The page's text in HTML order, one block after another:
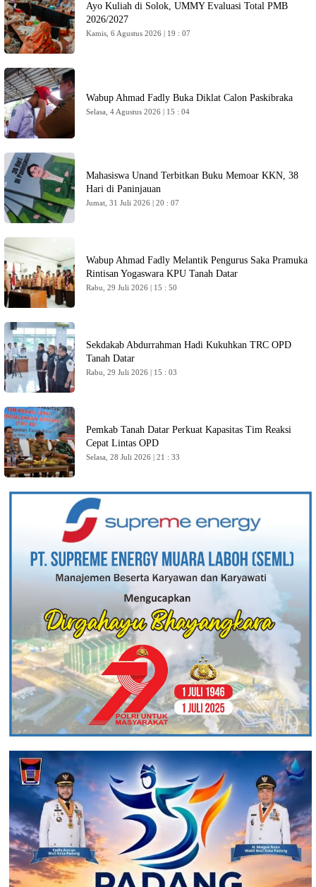
Ayo Kuliah di Solok, UMMY Evaluasi Total PMB
2026/2027
Kamis, 6 Agustus 2026 | 19 : 07
Wabup Ahmad Fadly Buka Diklat Calon Paskibraka
Selasa, 4 Agustus 2026 | 15 : 04
Mahasiswa Unand Terbitkan Buku Memoar KKN, 38
Hari di Paninjauan
Jumat, 31 Juli 2026 | 20 : 07
Wabup Ahmad Fadly Melantik Pengurus Saka Pramuka
Rintisan Yogaswara KPU Tanah Datar
Rabu, 29 Juli 2026 | 15 : 50
Sekdakab Abdurrahman Hadi Kukuhkan TRC OPD
Tanah Datar
Rabu, 29 Juli 2026 | 15 : 03
Pemkab Tanah Datar Perkuat Kapasitas Tim Reaksi
Cepat Lintas OPD
Selasa, 28 Juli 2026 | 21 : 33